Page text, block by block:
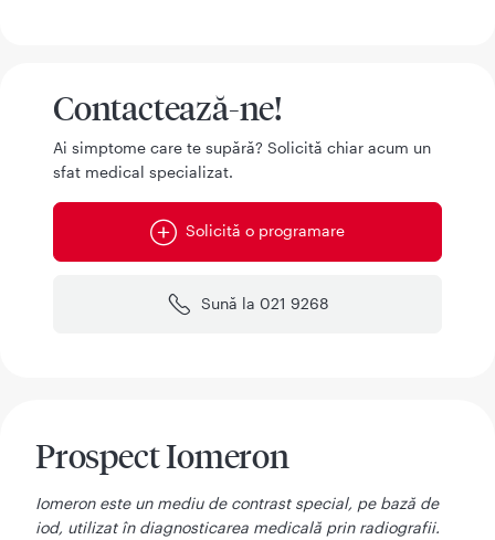
Contactează-ne!
Ai simptome care te supără? Solicită chiar acum un
sfat medical specializat.
Solicită o programare
Sună la 021 9268
Prospect Iomeron
Iomeron este un mediu de contrast special, pe bază de
iod, utilizat în diagnosticarea medicală prin radiografii.